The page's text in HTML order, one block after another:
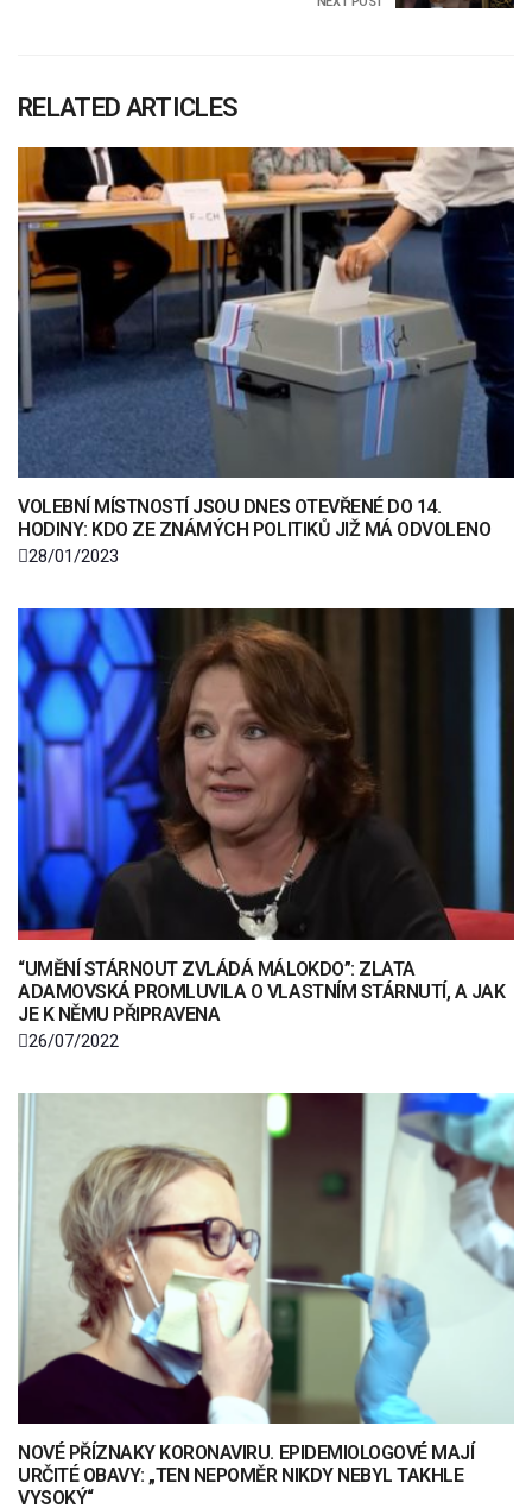
RELATED ARTICLES
VOLEBNÍ MÍSTNOSTÍ JSOU DNES OTEVŘENÉ DO 14.
HODINY: KDO ZE ZNÁMÝCH POLITIKŮ JIŽ MÁ ODVOLENO
28/01/2023
“UMĚNÍ STÁRNOUT ZVLÁDÁ MÁLOKDO”: ZLATA
ADAMOVSKÁ PROMLUVILA O VLASTNÍM STÁRNUTÍ, A JAK
JE K NĚMU PŘIPRAVENA
26/07/2022
NOVÉ PŘÍZNAKY KORONAVIRU. EPIDEMIOLOGOVÉ MAJÍ
URČITÉ OBAVY: „TEN NEPOMĚR NIKDY NEBYL TAKHLE
VYSOKÝ“